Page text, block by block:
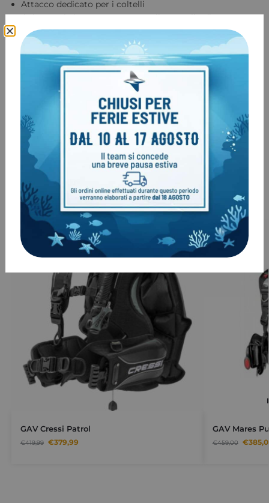
Attacco dedicato per i coltelli
Il sistema i3 integrato consente il controllo di
gonfiaggio e sgonfiaggio con un unico comando. La
posizione e il design rendono l’i3 più confortevole e
semplice da utilizzare rispetto ad un comando
tradizionale. La leva è individuabile con immediatezza e
controlla l’apertura contemporanea di tutte le “e-valves”.
Utilizza una normale frusta MP.
COD: N/A
Categoria:
GAV Posteriori
Marchio: Aqualung
Prodotti correlati
GAV Cressi Patrol
€419,99 €379,99
-16%
GAV Mares
€459,00 €